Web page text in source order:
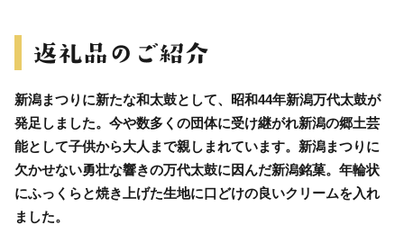
新潟まつりに新たな和太鼓として、昭和44年新潟万代太鼓が
発足しました。今や数多くの団体に受け継がれ新潟の郷土芸
能として子供から大人まで親しまれています。新潟まつりに
欠かせない勇壮な響きの万代太鼓に因んだ新潟銘菓。年輪状
にふっくらと焼き上げた生地に口どけの良いクリームを入れ
ました。